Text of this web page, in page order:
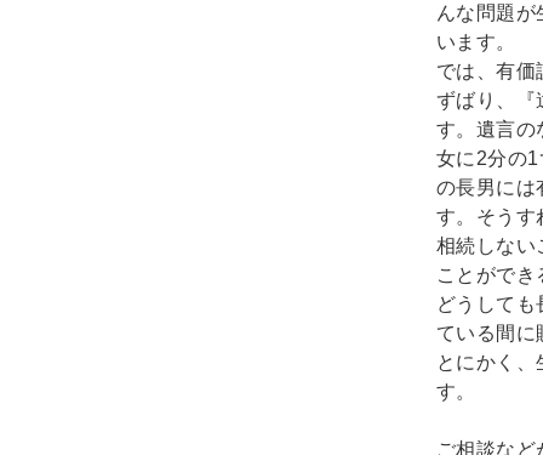
んな問題
います。
では、有価
ずばり、『
す。遺言の
女に2分の
の長男には
す。そうす
相続しない
ことがで
どうして
ている間に
とにかく
す。
ご相談な